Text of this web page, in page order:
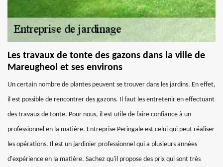
Les travaux de tonte des gazons dans la ville de
Mareugheol et ses environs
Un certain nombre de plantes peuvent se trouver dans les jardins. En effet,
il est possible de rencontrer des gazons. Il faut les entretenir en effectuant
des travaux de tonte. Pour nous, il est utile de faire confiance à un
professionnel en la matière. Entreprise Peringale est celui qui peut réaliser
les opérations. Il est un jardinier professionnel qui a plusieurs années
d'expérience en la matière. Sachez qu'il propose des prix qui sont très